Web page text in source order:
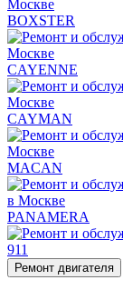
BOXSTER
CAYENNE
CAYMAN
MACAN
PANAMERA
911
Ремонт двигателя